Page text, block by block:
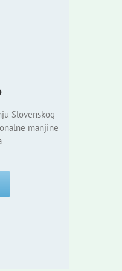
Slovenskog
manjine